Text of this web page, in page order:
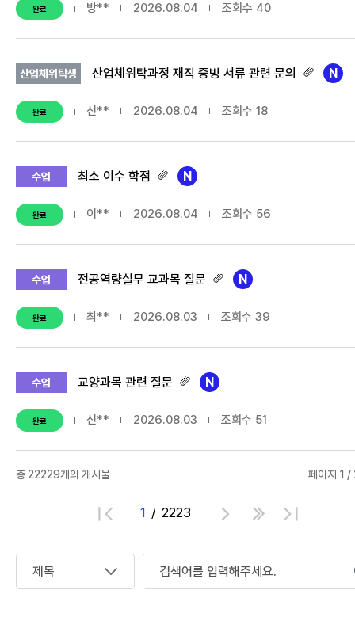
완료 방** 2026.08.04 조회수 40
산업체위탁생 산업체위탁과정 재직 증빙 서류 관련 문의
완료 신** 2026.08.04 조회수 18
수업 최소 이수 학점
완료 이** 2026.08.04 조회수 56
수업 전공역량실무 교과목 질문
완료 최** 2026.08.03 조회수 39
수업 교양과목 관련 질문
완료 신** 2026.08.03 조회수 51
1 2223
총 22229개의 게시물 페이지 1